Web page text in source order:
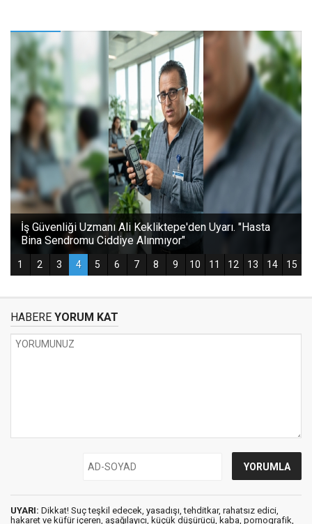
HABERE YORUM KAT
UYARI: Dikkat! Suç teşkil edecek, yasadışı, tehditkar, rahatsız edici,
hakaret ve küfür içeren, aşağılayıcı, küçük düşürücü, kaba, pornografik,